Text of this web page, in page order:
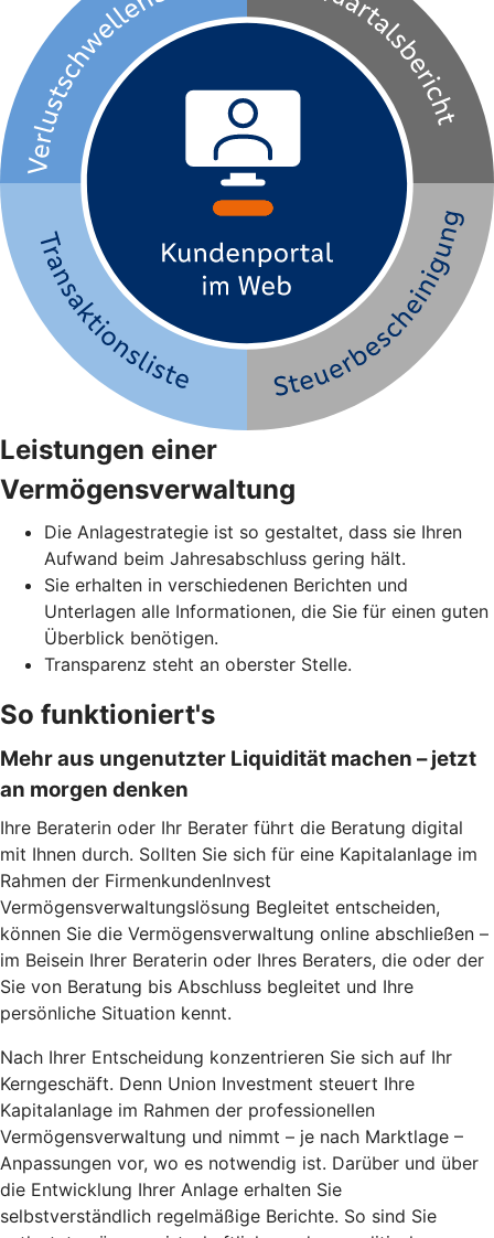
Leistungen einer
Vermögensverwaltung
Die Anlagestrategie ist so gestaltet, dass sie Ihren
Aufwand beim Jahresabschluss gering hält.
Sie erhalten in verschiedenen Berichten und
Unterlagen alle Informationen, die Sie für einen guten
Überblick benötigen.
Transparenz steht an oberster Stelle.
So funktioniert's
Mehr aus ungenutzter Liquidität machen – jetzt
an morgen denken
Ihre Beraterin oder Ihr Berater führt die Beratung digital
mit Ihnen durch. Sollten Sie sich für eine Kapitalanlage im
Rahmen der FirmenkundenInvest
Vermögensverwaltungslösung Begleitet entscheiden,
können Sie die Vermögensverwaltung online abschließen –
im Beisein Ihrer Beraterin oder Ihres Beraters, die oder der
Sie von Beratung bis Abschluss begleitet und Ihre
persönliche Situation kennt.
Nach Ihrer Entscheidung konzentrieren Sie sich auf Ihr
Kerngeschäft. Denn Union Investment steuert Ihre
Kapitalanlage im Rahmen der professionellen
Vermögensverwaltung und nimmt – je nach Marktlage –
Anpassungen vor, wo es notwendig ist. Darüber und über
die Entwicklung Ihrer Anlage erhalten Sie
selbstverständlich regelmäßige Berichte. So sind Sie